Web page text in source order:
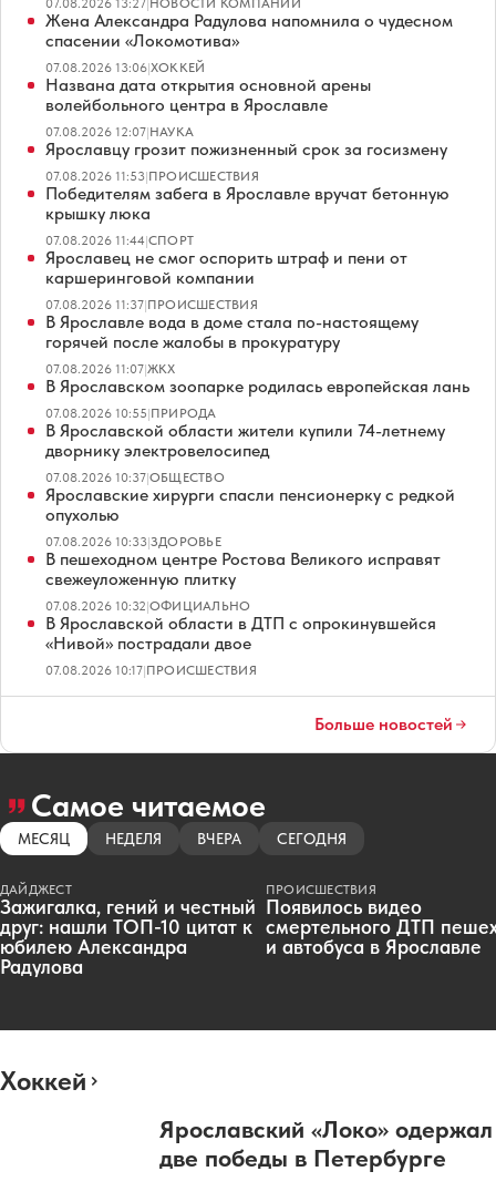
07.08.2026 13:27|НОВОСТИ КОМПАНИЙ
Жена Александра Радулова напомнила о чудесном
спасении «Локомотива»
07.08.2026 13:06|ХОККЕЙ
Названа дата открытия основной арены
волейбольного центра в Ярославле
07.08.2026 12:07|НАУКА
Ярославцу грозит пожизненный срок за госизмену
07.08.2026 11:53|ПРОИСШЕСТВИЯ
Победителям забега в Ярославле вручат бетонную
крышку люка
07.08.2026 11:44|СПОРТ
Ярославец не смог оспорить штраф и пени от
каршеринговой компании
07.08.2026 11:37|ПРОИСШЕСТВИЯ
В Ярославле вода в доме стала по-настоящему
горячей после жалобы в прокуратуру
07.08.2026 11:07|ЖКХ
В Ярославском зоопарке родилась европейская лань
07.08.2026 10:55|ПРИРОДА
В Ярославской области жители купили 74-летнему
дворнику электровелосипед
07.08.2026 10:37|ОБЩЕСТВО
Ярославские хирурги спасли пенсионерку с редкой
опухолью
07.08.2026 10:33|ЗДОРОВЬЕ
В пешеходном центре Ростова Великого исправят
свежеуложенную плитку
07.08.2026 10:32|ОФИЦИАЛЬНО
В Ярославской области в ДТП с опрокинувшейся
«Нивой» пострадали двое
07.08.2026 10:17|ПРОИСШЕСТВИЯ
Больше новостей
Самое читаемое
МЕСЯЦ НЕДЕЛЯ ВЧЕРА СЕГОДНЯ
ДАЙДЖЕСТ
Зажигалка, гений и честный
друг: нашли ТОП-10 цитат к
юбилею Александра
Радулова
ПРОИСШЕСТВИЯ
Появилось видео
смертельного ДТП
и автобуса в Ярославле
Хоккей
Ярославский «Локо» одержал
две победы в Петербурге